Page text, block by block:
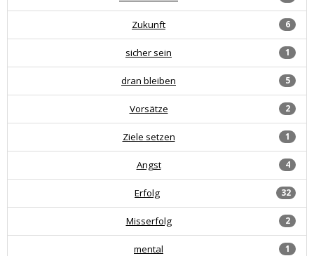
6
Zukunft
1
sicher sein
5
dran bleiben
2
Vorsätze
1
Ziele setzen
4
Angst
32
Erfolg
2
Misserfolg
1
mental